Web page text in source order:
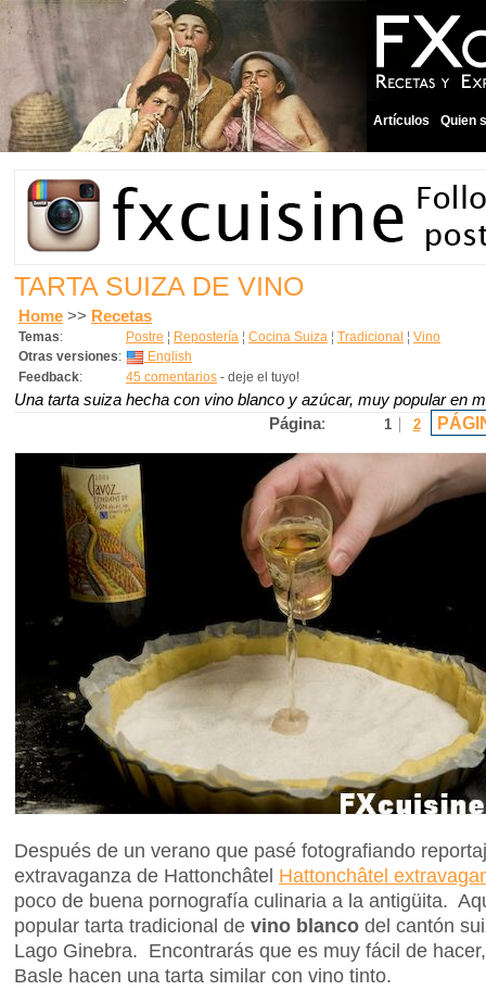
Artículos Quien
TARTA SUIZA DE VINO
Home >> Recetas
Temas: Postre ¦ Repostería ¦ Cocina Suiza ¦ Tradicional ¦ Vino
Otras versiones:
English
Feedback: 45 comentarios - deje el tuyo!
Una tarta suiza hecha con vino blanco y azúcar, muy popular en
Página: 1 2
Después de un verano que pasé fotografiando
extravaganza de Hattonchâtel Hattonchâtel
poco de buena pornografía culinaria a la antigüita.
popular tarta tradicional de vino blanco del cantón
Lago Ginebra. Encontrarás que es muy fácil de
Basle hacen una tarta similar con vino tinto.